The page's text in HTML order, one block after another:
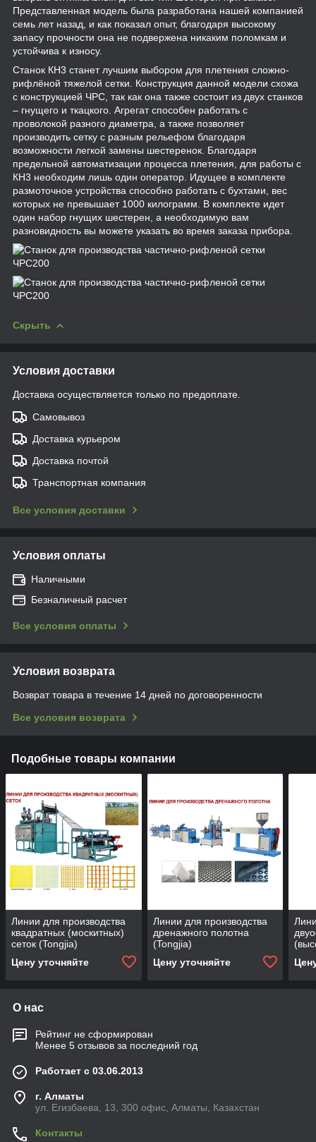
Представленная модель была разработана нашей компанией
семь лет назад, и как показал опыт, благодаря высокому
запасу прочности она не подвержена никаким поломкам и
устойчива к износу.
Станок КН3 станет лучшим выбором для плетения сложно-
рифлёной тяжелой сетки. Конструкция данной модели схожа
с конструкцией ЧРС, так как она также состоит из двух станков
– гнущего и ткацкого. Агрегат способен работать с
проволокой разного диаметра, а также позволяет
производить сетку с разным рельефом благодаря
возможности легкой замены шестеренок. Благодаря
предельной автоматизации процесса плетения, для работы с
КН3 необходим лишь один оператор. Идущее в комплекте
размоточное устройства способно работать с бухтами, вес
которых не превышает 1000 килограмм. В комплекте идет
один набор гнущих шестерен, а необходимую вам
разновидность вы можете указать во время заказа прибора.
Скрыть
Условия доставки
Доставка осуществляется только по предоплате.
Самовывоз
Доставка курьером
Доставка почтой
Транспортная компания
Все условия доставки
Условия оплаты
Наличными
Безналичный расчет
Все условия оплаты
Условия возврата
Возврат товара в течение 14 дней по договоренности
Все условия возврата
Подобные товары компании
Линии для производства
квадратных (москитных)
сеток (Tongjia)
Цену уточняйте
Линии для производства
дренажного полотна
(Tongjia)
Цену уточняйте
О нас
Рейтинг не сформирован
Менее 5 отзывов за последний год
Работает с 03.06.2013
г. Алматы
ул. Егизбаева, 13, 300 офис, Алматы, Казахстан
Контакты